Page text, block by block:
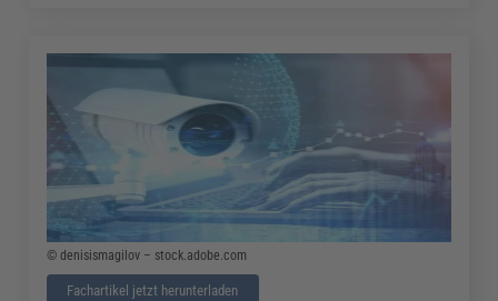
© denisismagilov – stock.adobe.com
Fachartikel jetzt herunterladen